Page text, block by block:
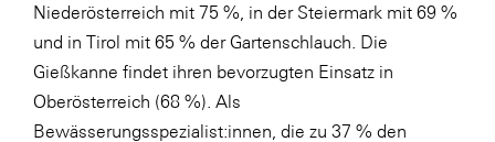
Niederösterreich mit 75 %, in der Steiermark mit 69 %
und in Tirol mit 65 % der Gartenschlauch. Die
Gießkanne findet ihren bevorzugten Einsatz in
Oberösterreich (68 %). Als
Bewässerungsspezialist:innen, die zu 37 % den